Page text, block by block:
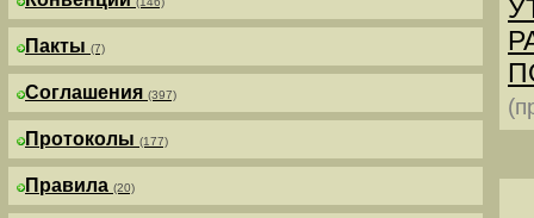
Пакты (7)
Соглашения (397)
Протоколы (177)
Правила (20)